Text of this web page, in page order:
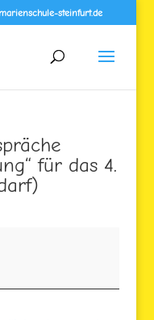
steinfurt.de
für das 4.